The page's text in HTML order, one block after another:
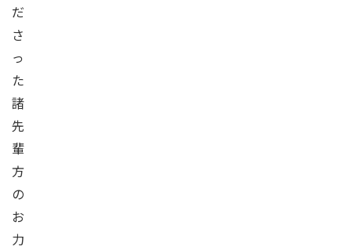
だ
さ
っ
た
諸
先
輩
方
の
お
力